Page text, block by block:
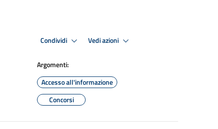
Condividi Vedi azioni
Argomenti:
Accesso all'informazione
Concorsi